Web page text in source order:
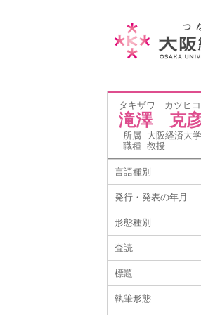
タキザワ カツヒコ
滝澤 克
所属 大阪経済大
職種 教授
言語種別
発行・発表の年月
形態種別
査読
標題
執筆形態